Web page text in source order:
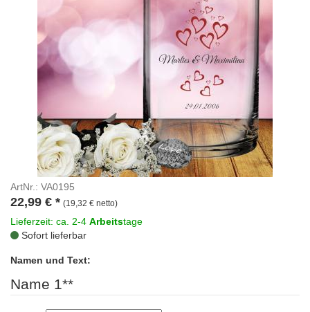
ArtNr.: VA0195
22,99 € * (19,32 € netto)
Lieferzeit: ca. 2-4 Arbeitstage
Sofort lieferbar
Namen und Text:
Name 1**